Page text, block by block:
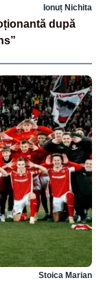
Ionuț Nichita
după
Stoica Marian